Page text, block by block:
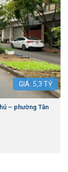
GIÁ: 5,3 TỶ
– phường Tân